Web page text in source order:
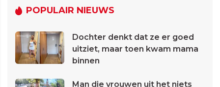
POPULAIR NIEUWS
Dochter denkt dat ze er goed
uitziet, maar toen kwam mama
binnen
Man die vrouwen uit het niets